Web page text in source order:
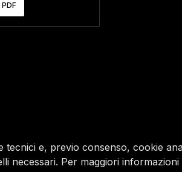
P.IVA 06397770964
tecnici e, previo consenso, cookie
necessari. Per maggiori